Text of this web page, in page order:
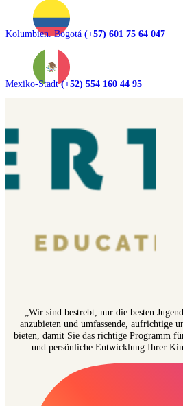
Kolumbien. Bogotá (+57) 601 75 64 047
Mexiko-Stadt(+52) 554 160 44 95
„Wir sind bestrebt, nur die besten
anzubieten und umfassende, aufrichtige
bieten, damit Sie das richtige Programm
und persönliche Entwicklung Ihrer